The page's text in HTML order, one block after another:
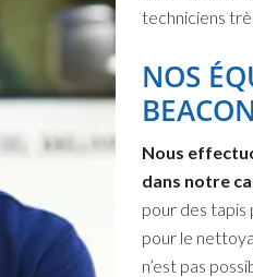
techniciens
NOS
Nous
dans notre
pour des tapis
pour le
n’est pas